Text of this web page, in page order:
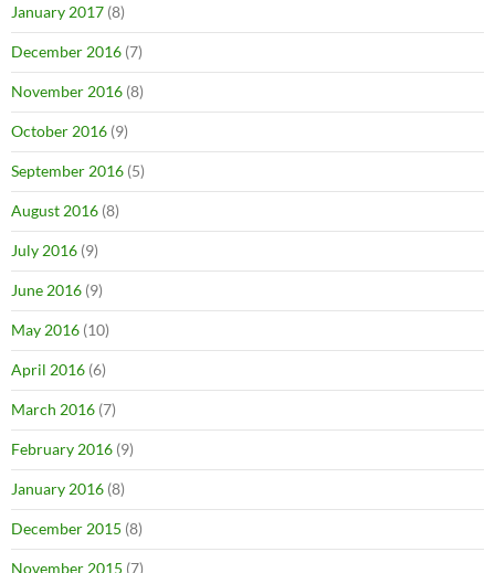
January 2017 (8)
December 2016 (7)
November 2016 (8)
October 2016 (9)
September 2016 (5)
August 2016 (8)
July 2016 (9)
June 2016 (9)
May 2016 (10)
April 2016 (6)
March 2016 (7)
February 2016 (9)
January 2016 (8)
December 2015 (8)
November 2015 (7)